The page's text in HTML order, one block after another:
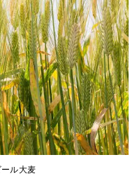
ル大麦